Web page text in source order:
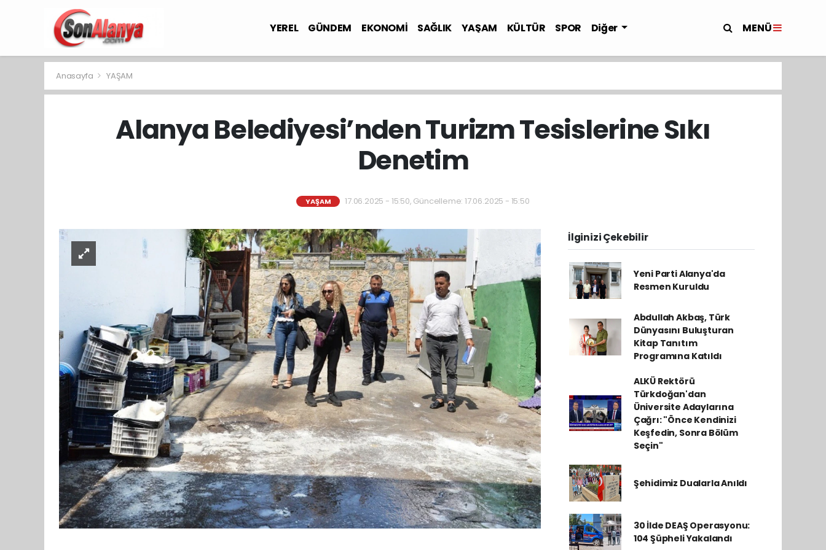
YEREL GÜNDEM EKONOMİ SAĞLIK YAŞAM KÜLTÜR SPOR Diğer MENÜ
Anasayfa YAŞAM
Alanya Belediyesi’nden Turizm Tesislerine Sıkı
Denetim
YAŞAM 17.06.2025 - 15:50, Güncelleme: 17.06.2025 - 15:50
İlginizi Çekebilir
Yeni Parti Alanya'da
Resmen Kuruldu
Abdullah Akbaş, Türk
Dünyasını Buluşturan
Kitap Tanıtım
Programına Katıldı
ALKÜ Rektörü
Türkdoğan'dan
Üniversite Adaylarına
Çağrı: "Önce Kendinizi
Keşfedin, Sonra Bölüm
Seçin"
Şehidimiz Dualarla Anıldı
30 İlde DEAŞ Operasyonu:
104 Şüpheli Yakalandı